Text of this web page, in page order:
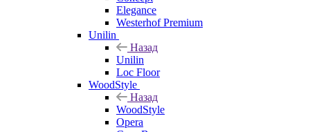
Elegance
Westerhof Premium
Unilin
Назад
Unilin
Loc Floor
WoodStyle
Назад
WoodStyle
Opera